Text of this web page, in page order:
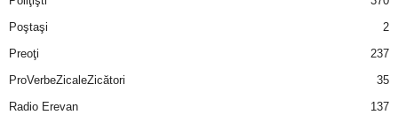
Poştaşi
2
Preoţi
237
ProVerbeZicaleZicători
35
Radio Erevan
137